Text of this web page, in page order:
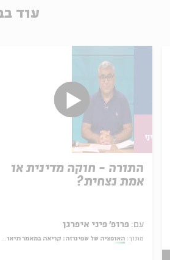
עוד
התורה - חוקה מדינית או
אמת נצחית?
עם: פרופ' פיני איפרגן
מתוך: האופציה של שפינוזה: קריאה במאמר תיאולוגי־מדיני